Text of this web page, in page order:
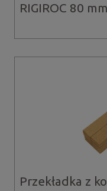
RIGIROC 80 mm
Przekładka z